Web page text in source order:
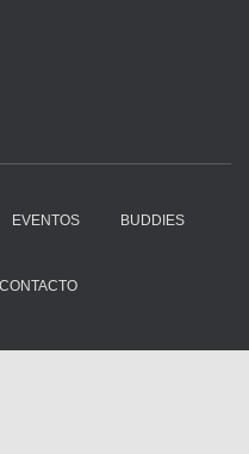
EVENTOS BUDDIES
CONTACTO